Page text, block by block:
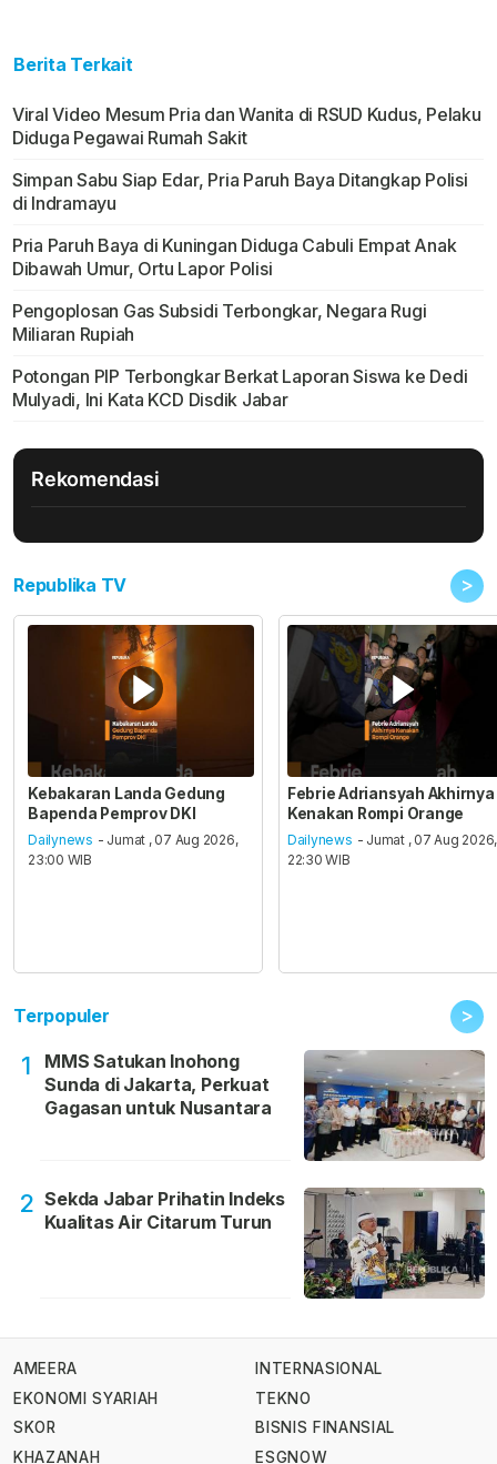
Berita Terkait
Viral Video Mesum Pria dan Wanita di RSUD Kudus, Pelaku
Diduga Pegawai Rumah Sakit
Simpan Sabu Siap Edar, Pria Paruh Baya Ditangkap Polisi
di Indramayu
Pria Paruh Baya di Kuningan Diduga Cabuli Empat Anak
Dibawah Umur, Ortu Lapor Polisi
Pengoplosan Gas Subsidi Terbongkar, Negara Rugi
Miliaran Rupiah
Potongan PIP Terbongkar Berkat Laporan Siswa ke Dedi
Mulyadi, Ini Kata KCD Disdik Jabar
Rekomendasi
Republika TV >
Kebakaran Landa Gedung
Bapenda Pemprov DKI
Dailynews - Jumat , 07 Aug 2026,
23:00 WIB
Febrie Adriansyah Akhirnya
Kenakan Rompi Orange
Dailynews - Jumat , 07 Aug 2026,
22:30 WIB
Terpopuler >
1
MMS Satukan Inohong
Sunda di Jakarta, Perkuat
Gagasan untuk Nusantara
2 Sekda Jabar Prihatin Indeks
Kualitas Air Citarum Turun
AMEERA
EKONOMI SYARIAH
SKOR
KHAZANAH
INTERNASIONAL
TEKNO
BISNIS FINANSIAL
ESGNOW